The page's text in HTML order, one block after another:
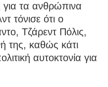
για τα ανθρώπινα
τόνισε ότι ο
Τζάρεντ Πόλις,
της, καθώς κάτι
αυτοκτονία για